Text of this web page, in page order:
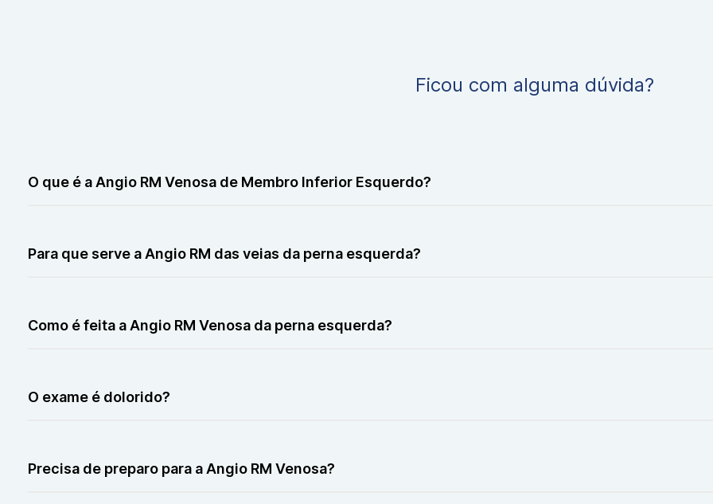
Ficou com alguma dúvida?
O que é a Angio RM Venosa de Membro Inferior Esquerdo?
Para que serve a Angio RM das veias da perna esquerda?
Como é feita a Angio RM Venosa da perna esquerda?
O exame é dolorido?
Precisa de preparo para a Angio RM Venosa?